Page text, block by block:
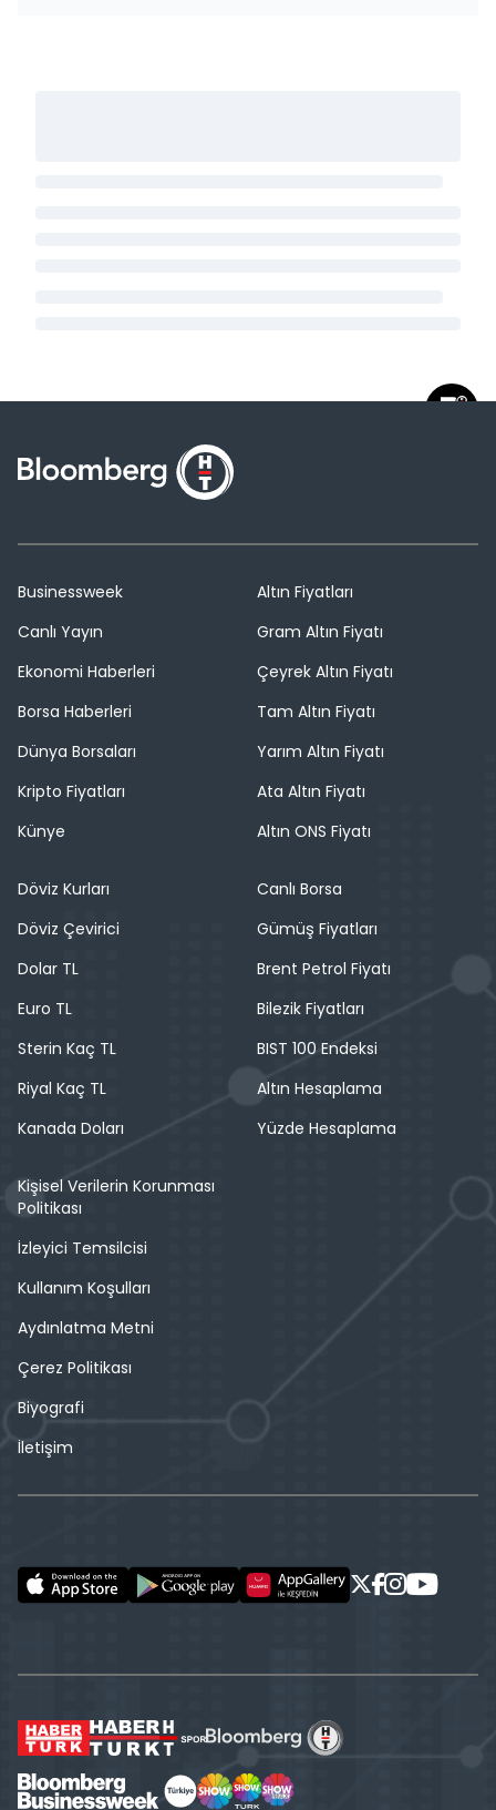
Businessweek
Canlı Yayın
Ekonomi Haberleri
Borsa Haberleri
Dünya Borsaları
Kripto Fiyatları
Künye
Altın Fiyatları
Gram Altın Fiyatı
Çeyrek Altın Fiyatı
Tam Altın Fiyatı
Yarım Altın Fiyatı
Ata Altın Fiyatı
Altın ONS Fiyatı
Döviz Kurları
Döviz Çevirici
Dolar TL
Euro TL
Sterin Kaç TL
Riyal Kaç TL
Kanada Doları
Canlı Borsa
Gümüş Fiyatları
Brent Petrol Fiyatı
Bilezik Fiyatları
BIST 100 Endeksi
Altın Hesaplama
Yüzde Hesaplama
Kişisel Verilerin Korunması
Politikası
İzleyici Temsilcisi
Kullanım Koşulları
Aydınlatma Metni
Çerez Politikası
Biyografi
İletişim